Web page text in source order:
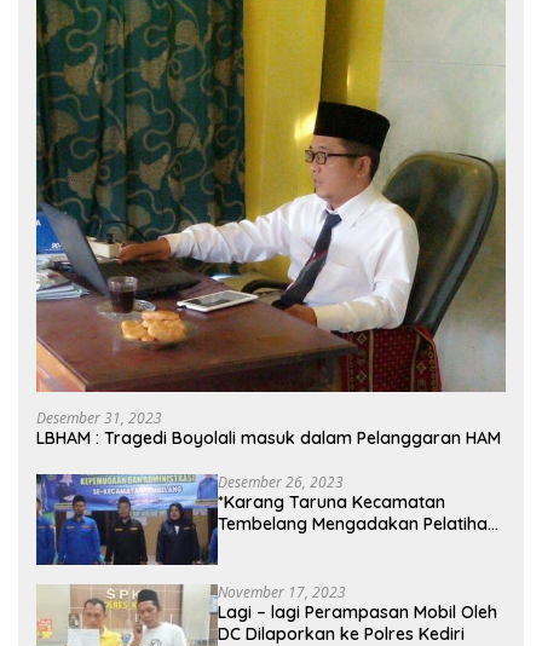
Desember 31, 2023
LBHAM : Tragedi Boyolali masuk dalam Pelanggaran HAM
Desember 26, 2023
*Karang Taruna Kecamatan
Tembelang Mengadakan Pelatihan
November 17, 2023
Lagi – lagi Perampasan Mobil Oleh
DC Dilaporkan ke Polres Kediri